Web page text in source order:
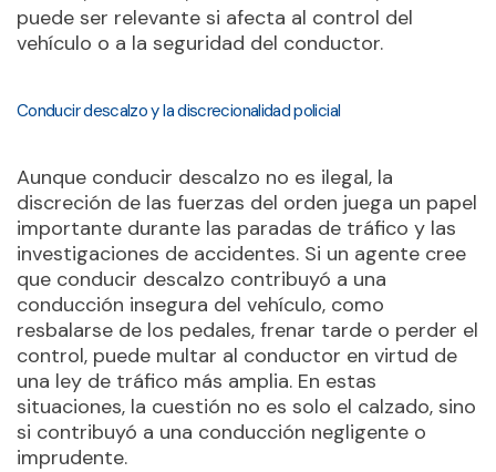
puede ser relevante si afecta al control del
vehículo o a la seguridad del conductor.
Conducir descalzo y la discrecionalidad policial
Aunque conducir descalzo no es ilegal, la
discreción de las fuerzas del orden juega un papel
importante durante las paradas de tráfico y las
investigaciones de accidentes. Si un agente cree
que conducir descalzo contribuyó a una
conducción insegura del vehículo, como
resbalarse de los pedales, frenar tarde o perder el
control, puede multar al conductor en virtud de
una ley de tráfico más amplia. En estas
situaciones, la cuestión no es solo el calzado, sino
si contribuyó a una conducción negligente o
imprudente.